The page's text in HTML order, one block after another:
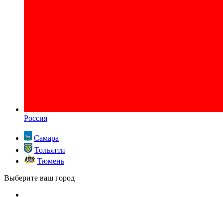
Россия
Самара
Тольятти
Тюмень
Выберите ваш город